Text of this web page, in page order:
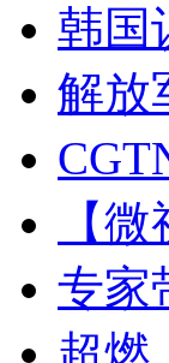
韩国
解放
【
专家
超燃